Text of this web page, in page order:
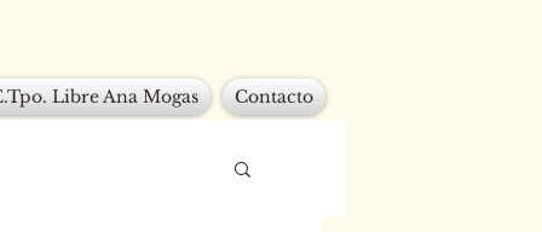
Libre Ana Mogas Contacto